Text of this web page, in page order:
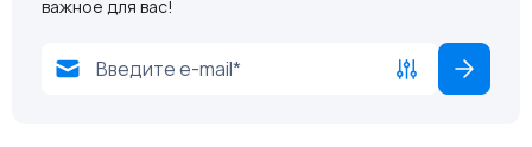
важное для вас!